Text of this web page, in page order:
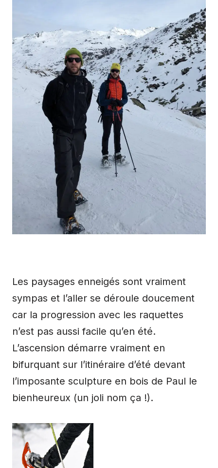
Les paysages enneigés sont vraiment
sympas et l’aller se déroule doucement
car la progression avec les raquettes
n’est pas aussi facile qu’en été.
L’ascension démarre vraiment en
bifurquant sur l’itinéraire d’été devant
l’imposante sculpture en bois de Paul le
bienheureux (un joli nom ça !).